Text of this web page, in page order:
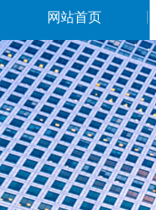
网站首页